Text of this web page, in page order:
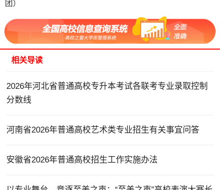
团）
相关导读
2026年河北省普通高校专升本考试各联考专业录取控制
分数线
河南省2026年普通高校艺术类专业招生有关事宜问答
安徽省2026年普通高校招生工作实施办法